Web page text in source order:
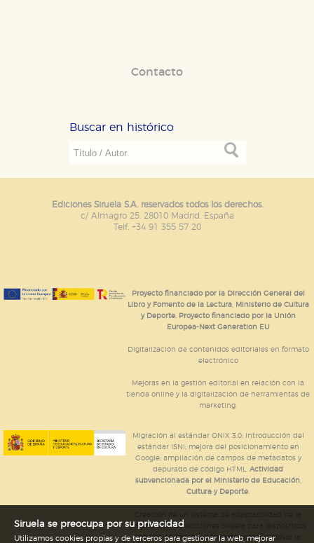
Contacto
Buscar en histórico
Ediciones Siruela S.A. reservados todos los derechos.
c/ Almagro 25. 28010 Madrid. España
Telf. +34 91 355 57 20
Proyecto financiado por la Dirección General del
Libro y Fomento de la Lectura, Ministerio de Cultura
y Deporte. Proyecto financiado por la Unión
Europea-Next Generation EU
Digitalización de contenidos editoriales en formato
electrónico
Mejoras en la gestión editorial en relación con la
tienda online y la digitalización de herramientas de
marketing.
Migración al estándar ONIX 3.0; introducción del
estándar ISNI; mejora del posicionamiento en
Google; ampliación de campos de metadatos y
depurado de código HTML.Actividad
subvencionada por el Ministerio de Educación,
Cultura y Deporte.
página web de ediciones Siruela para dispositivos
móviles en todos sus formatos para impulsar la
Siruela se preocupa por su privacidad
Utilizamos cookies propias y de terceros para gestionar la web, mejorar